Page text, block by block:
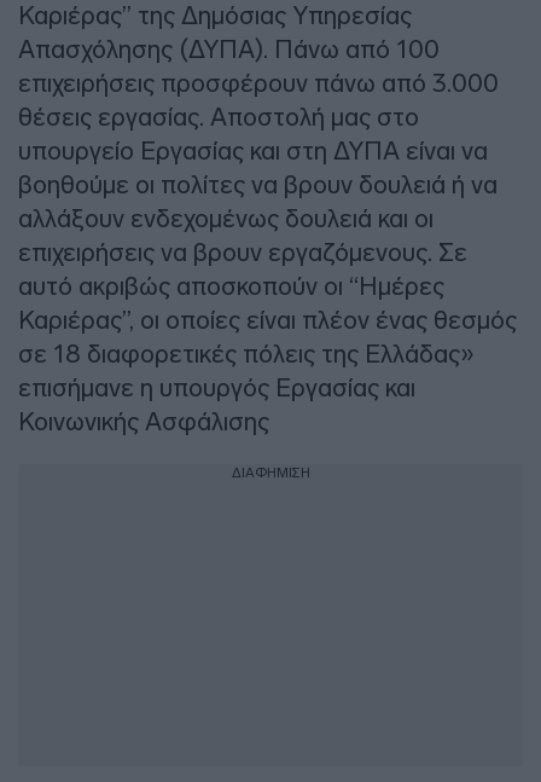
Καριέρας” της Δημόσιας Υπηρεσίας
Απασχόλησης (ΔΥΠΑ). Πάνω από 100
επιχειρήσεις προσφέρουν πάνω από 3.000
θέσεις εργασίας. Αποστολή μας στο
υπουργείο Εργασίας και στη ΔΥΠΑ είναι να
βοηθούμε οι πολίτες να βρουν δουλειά ή να
αλλάξουν ενδεχομένως δουλειά και οι
επιχειρήσεις να βρουν εργαζόμενους. Σε
αυτό ακριβώς αποσκοπούν οι “Ημέρες
Καριέρας”, οι οποίες είναι πλέον ένας θεσμός
σε 18 διαφορετικές πόλεις της Ελλάδας»
επισήμανε η υπουργός Εργασίας και
Κοινωνικής Ασφάλισης
ΔΙΑΦΗΜΙΣΗ